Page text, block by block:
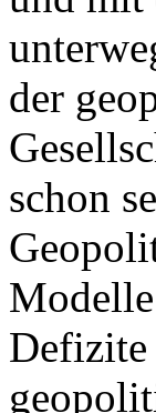
der
schon
Defizite